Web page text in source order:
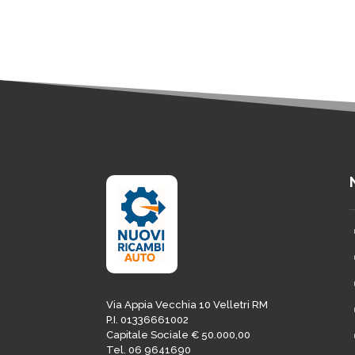
Via Appia Vecchia 10 Velletri RM
P.I. 01336661002
Capitale Sociale € 50.000,00
Tel. 06 9641690